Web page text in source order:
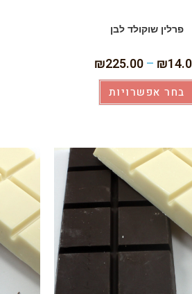
פרלין שוקולד לבן
₪
–
₪225.00
בחר אפשרויות